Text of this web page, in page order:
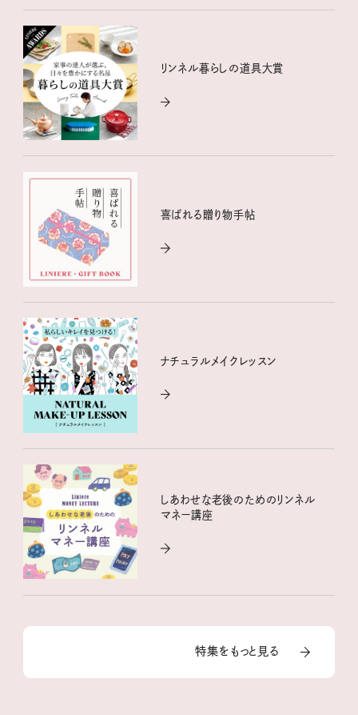
リンネル暮らしの道具大賞
喜ばれる贈り物手帖
ナチュラルメイクレッスン
しあわせな老後のためのリンネル
マネー講座
特集をもっと見る